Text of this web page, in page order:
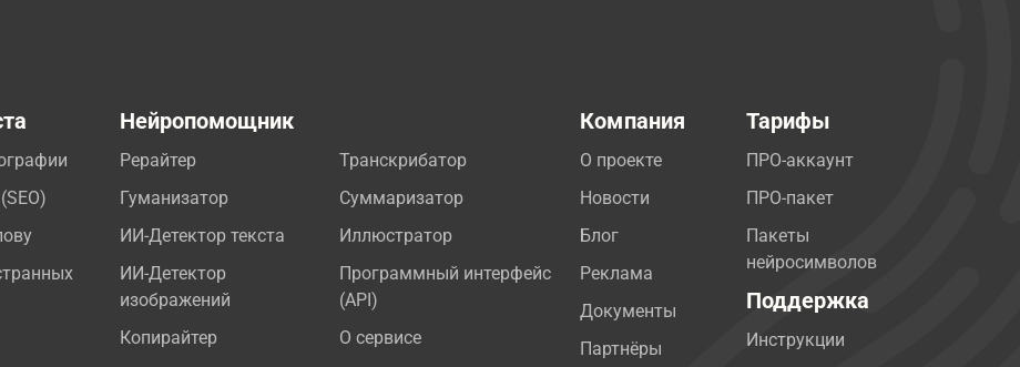
Нейропомощник
Рерайтер
Гуманизатор
ИИ-Детектор текста
ИИ-Детектор
изображений
Копирайтер
Транскрибатор
Суммаризатор
Иллюстратор
Программный интерфейс
(API)
О сервисе
Компания
О проекте
Новости
Блог
Реклама
Документы
Партнёры
Тарифы
ПРО-аккаунт
ПРО-пакет
Пакеты
нейросимволов
Поддержка
Инструкции